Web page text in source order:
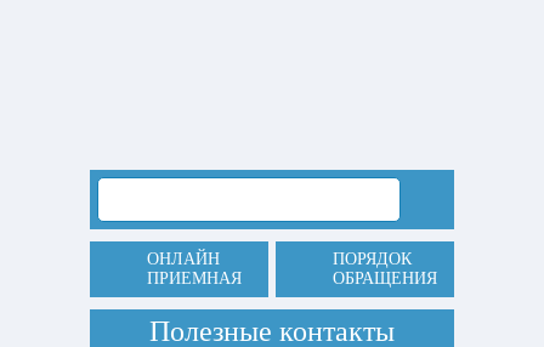
ОНЛАЙН
ПРИЕМНАЯ
ПОРЯДОК
ОБРАЩЕНИЯ
Полезные контакты